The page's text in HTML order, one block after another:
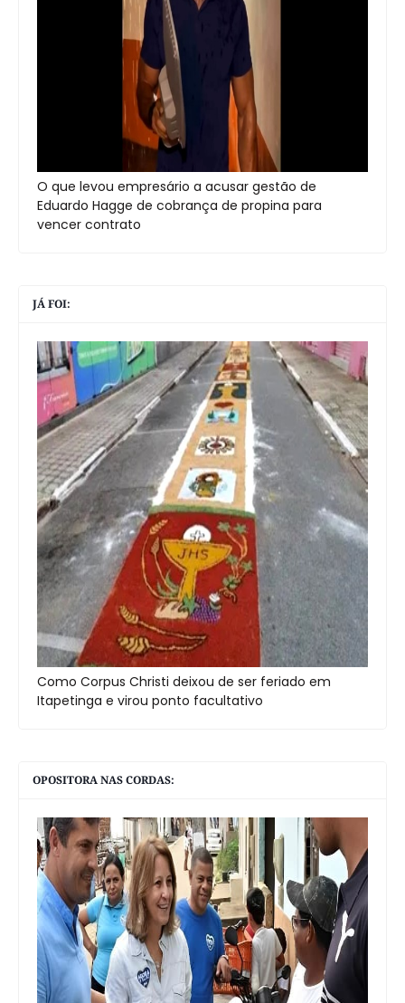
O que levou empresário a acusar gestão de
Eduardo Hagge de cobrança de propina para
vencer contrato
JÁ FOI:
Como Corpus Christi deixou de ser feriado em
Itapetinga e virou ponto facultativo
OPOSITORA NAS CORDAS: